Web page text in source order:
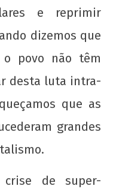
e reprimir
dizemos que
o povo não têm
desta luta intra-
que as
grandes
crise de super-